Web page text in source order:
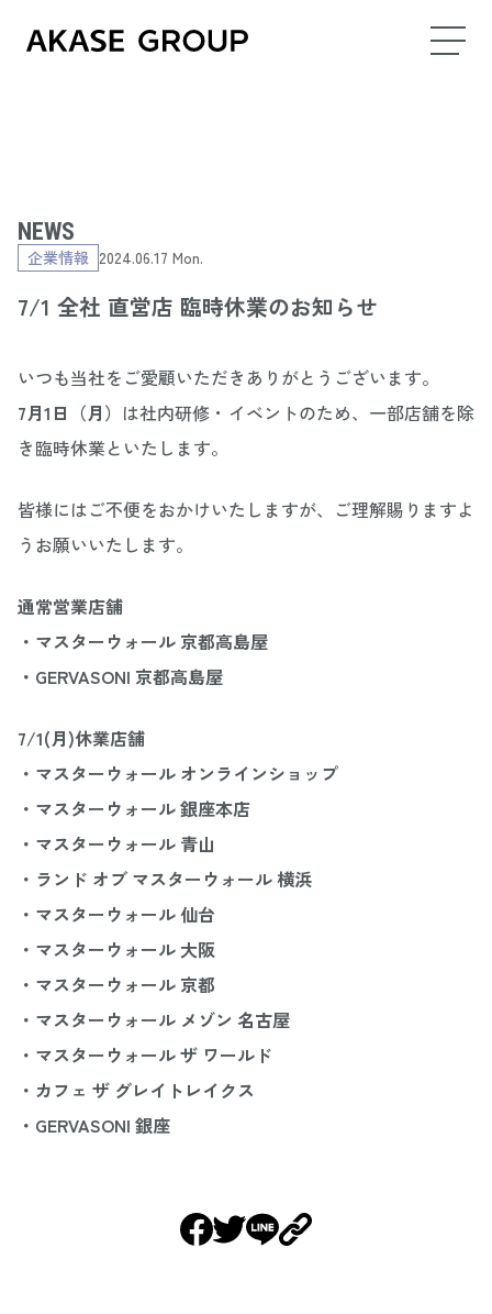
NEWS
企業情報 2024.06.17 Mon.
7/1 全社 直営店 臨時休業のお知らせ
いつも当社をご愛顧いただきありがとうございます。
7月1日（月） は社内研修・イベントのため、一部店舗を除
き臨時休業といたします。
皆様にはご不便をおかけいたしますが、ご理解賜りますよ
うお願いいたします。
通常営業店舗
・マスターウォール 京都高島屋
・GERVASONI 京都高島屋
7/1(月)休業店舗
・マスターウォール オンラインショップ
・マスターウォール 銀座本店
・マスターウォール 青山
・ランド オブ マスターウォール 横浜
・マスターウォール 仙台
・マスターウォール 大阪
・マスターウォール 京都
・マスターウォール メゾン 名古屋
・マスターウォール ザ ワールド
・カフェ ザ グレイトレイクス
・GERVASONI 銀座